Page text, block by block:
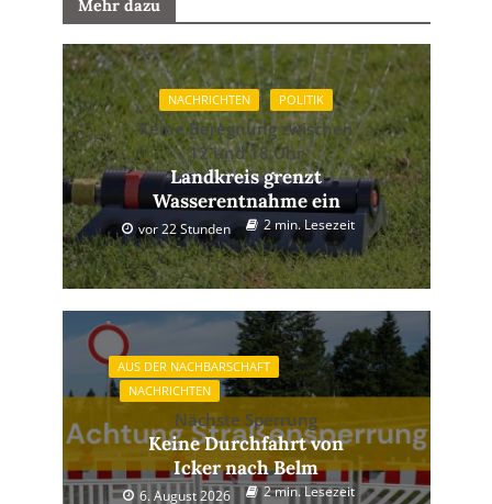
Mehr dazu
NACHRICHTEN POLITIK
Keine Beregnung zwischen
12 und 18 Uhr
Landkreis grenzt
Wasserentnahme ein
vor 22 Stunden 2 min. Lesezeit
AUS DER NACHBARSCHAFT
NACHRICHTEN
Nächste Sperrung
Keine Durchfahrt von
Icker nach Belm
6. August 2026 2 min. Lesezeit